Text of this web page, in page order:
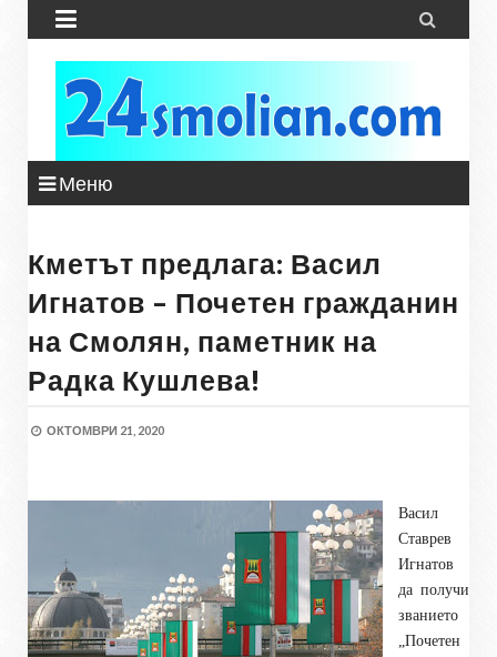
 
Меню
Кметът предлага: Васил
Игнатов – Почетен гражданин
на Смолян, паметник на
Радка Кушлева!
ОКТОМВРИ 21, 2020
Васил
Ставрев
Игнатов
да получи
званието
„Почетен